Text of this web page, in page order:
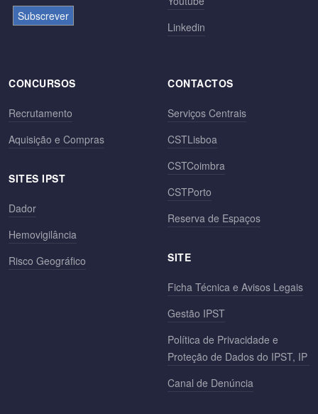
Linkedin
CONCURSOS
Recrutamento
Aquisição e Compras
SITES IPST
Dador
Hemovigilância
Risco Geográfico
CONTACTOS
Serviços Centrais
CSTLisboa
CSTCoimbra
CSTPorto
Reserva de Espaços
SITE
Ficha Técnica e Avisos Legais
Gestão IPST
Política de Privacidade e
Proteção de Dados do IPST, IP
Canal de Denúncia